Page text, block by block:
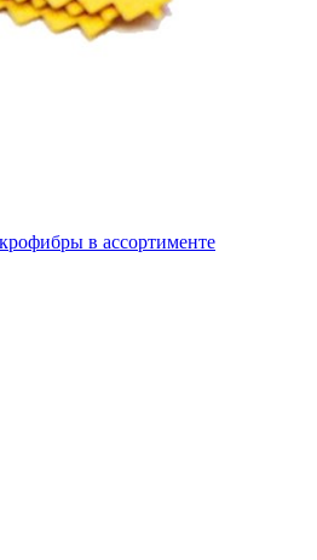
в ассортименте